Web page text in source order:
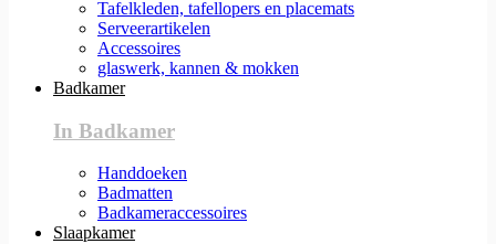
Tafelkleden, tafellopers en placemats
Serveerartikelen
Accessoires
glaswerk, kannen & mokken
Badkamer
In Badkamer
Handdoeken
Badmatten
Badkameraccessoires
Slaapkamer